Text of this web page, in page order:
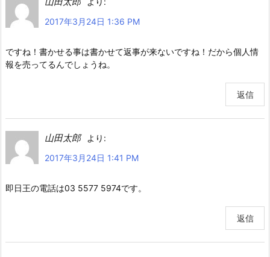
2017年3月24日 1:36 PM
ですね！書かせる事は書かせて返事が来ないですね！だから個人情
報を売ってるんでしょうね。
返信
山田太郎
より:
2017年3月24日 1:41 PM
即日王の電話は03 5577 5974です。
返信